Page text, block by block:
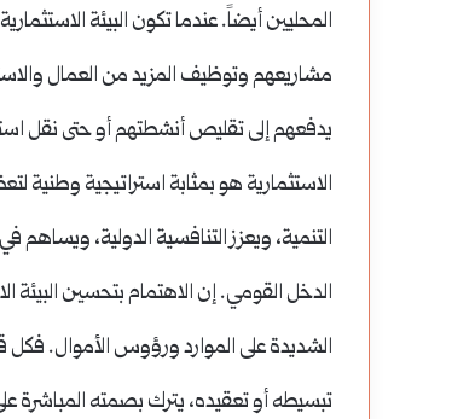
المحليين أيضاً. عندما تكون البيئة
مشاريعهم وتوظيف المزيد من العمال
يدفعهم إلى تقليص أنشطتهم أو حتى نقل
الاستثمارية هو بمثابة استراتيجية وطنية
التنمية، ويعزز التنافسية الدولية،
الدخل القومي. إن الاهتمام بتحسين البيئة
الشديدة على الموارد ورؤوس الأموال. فكل
تبسيطه أو تعقيده، يترك بصمته المباشرة